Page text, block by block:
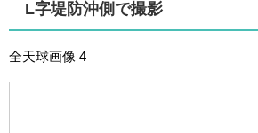
L字堤防沖側で撮影
全天球画像 4